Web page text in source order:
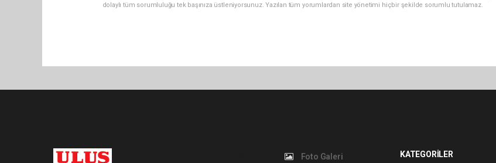
dolaylı tüm sorumluluğu tek başınıza üstleniyorsunuz. Yazılan tüm yorumlardan site yönetimi hiçbir şekilde sorumlu tutulamaz.
Foto Galeri KATEGORİLER